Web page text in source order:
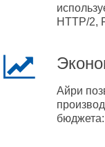
HTTP/2,
Айри